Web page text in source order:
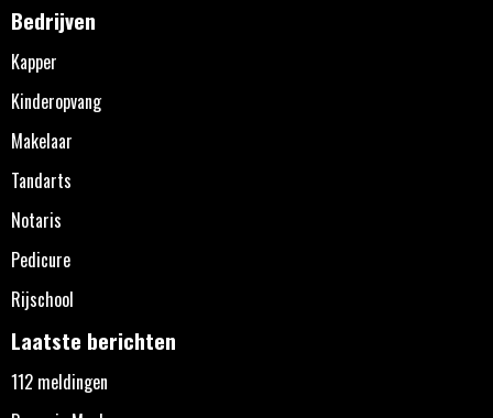
Bedrijven
Kapper
Kinderopvang
Makelaar
Tandarts
Notaris
Pedicure
Rijschool
Laatste berichten
112 meldingen